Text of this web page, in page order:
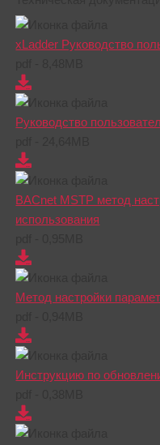
xLadder Руководство
Руководство
BACnet MSTP метод
использования
Метод настройки
Инструкцию по